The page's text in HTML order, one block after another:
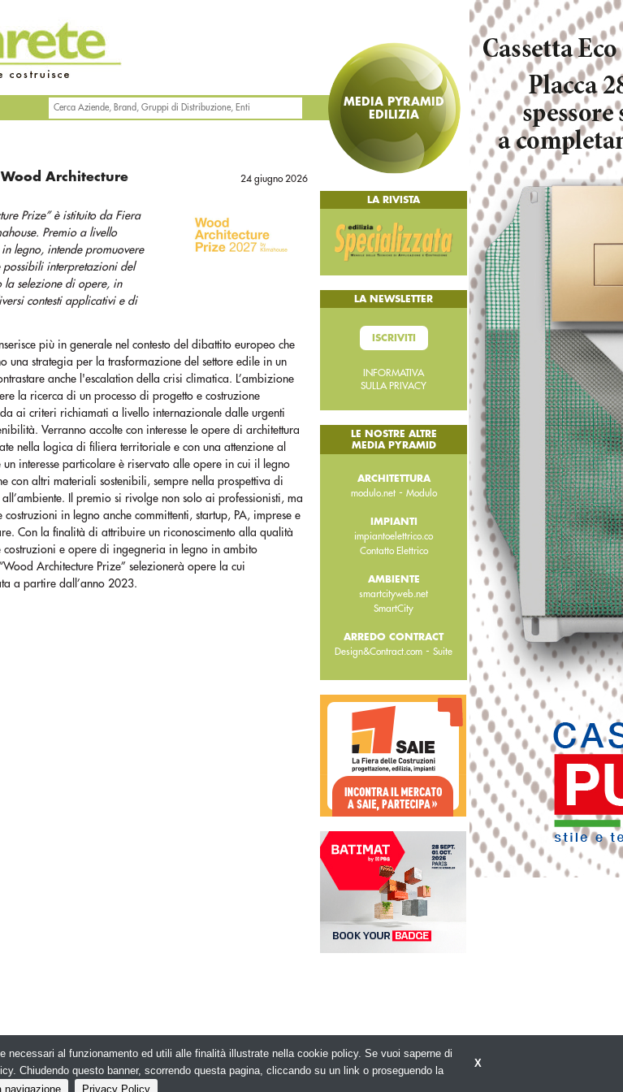
MEDIA PYRAMID
EDILIZIA
Architecture
Prize” è istituito da Fiera
Premio a livello
legno, intende promuovere
possibili interpretazioni del
la selezione di opere, in
contesti applicativi e di
24 giugno 2026
più in generale nel contesto del dibattito europeo che
una strategia per la trasformazione del settore edile in un
anche l'escalation della crisi climatica. L’ambizione
la ricerca di un processo di progetto e costruzione
ai criteri richiamati a livello internazionale dalle urgenti
Verranno accolte con interesse le opere di architettura
nella logica di filiera territoriale e con una attenzione al
interesse particolare è riservato alle opere in cui il legno
con altri materiali sostenibili, sempre nella prospettiva di
Il premio si rivolge non solo ai professionisti, ma
in legno anche committenti, startup, PA, imprese e
Con la finalità di attribuire un riconoscimento alla qualità
e opere di ingegneria in legno in ambito
Architecture Prize” selezionerà opere la cui
a partire dall’anno 2023.
LA RIVISTA
LA NEWSLETTER
ISCRIVITI
INFORMATIVA
SULLA PRIVACY
LE NOSTRE ALTRE
MEDIA PYRAMID
ARCHITETTURA
modulo.net- Modulo
IMPIANTI
impiantoelettrico.co
Contatto Elettrico
AMBIENTE
smartcityweb.net
SmartCity
ARREDO CONTRACT
Design&Contract.com -Suite
Rete - N.ro Iscrizione ROC 5836 -Privacy policy X
al funzionamento ed utili alle finalità illustrate nella cookie policy. Se vuoi saperne di
Chiudendo questo banner, scorrendo questa pagina, cliccando su un link o proseguendo la
navigazione Privacy Policy